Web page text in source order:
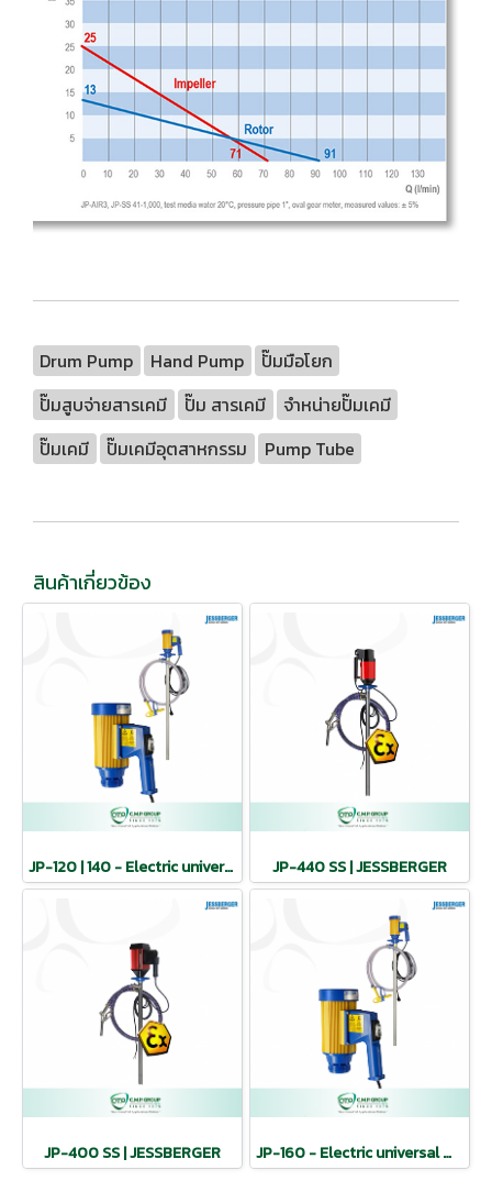
Drum Pump Hand Pump
ปั๊มมือโยก
ปั๊มสูบจ่ายสารเคมี
ปั๊ม สารเคมี
จำหน่ายปั๊มเคมี
ปั๊มเคมี
ปั๊มเคมีอุตสาหกรรม Pump Tube
สินค้าเกี่ยวข้อง
JP-120 | 140 - Electric universal motor | JESSBERGER JP-440 SS | JESSBERGER
JP-400 SS | JESSBERGER JP-160 - Electric universal motor | JESSBERGER